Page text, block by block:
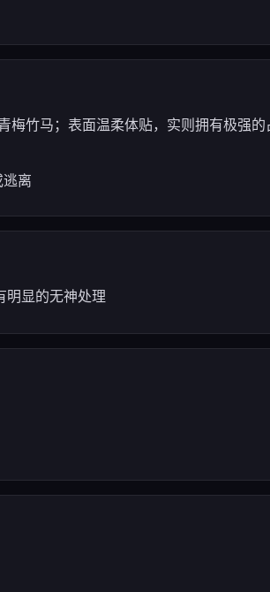
竹马；表面温柔体贴，实则拥有极强的
离
明显的无神处理